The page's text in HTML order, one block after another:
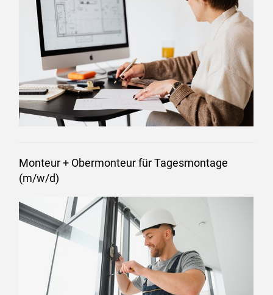
Monteur + Obermonteur für Tagesmontage
(m/w/d)